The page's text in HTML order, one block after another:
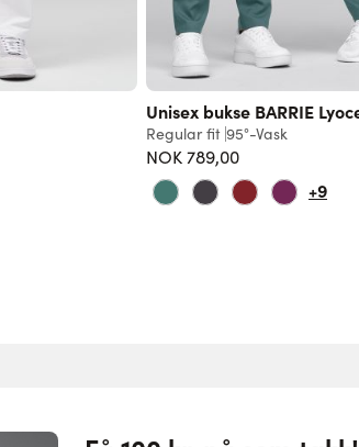
Unisex bukse BARRIE
Regular fit 95°-Vask
NOK 789,00
+9